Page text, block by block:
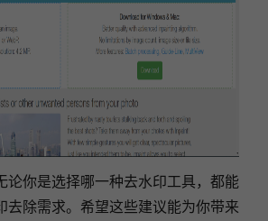
论你是选择哪一种去水印工具，都能
去除需求。希望这些建议能为你带来